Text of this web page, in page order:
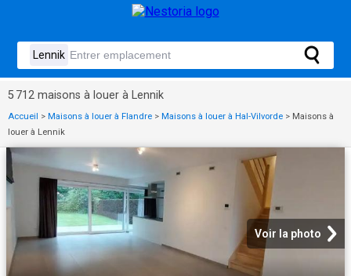
5 712 maisons à louer à Lennik
Accueil > Maisons à louer à Flandre > Maisons à louer à Hal-Vilvorde > Maisons à
louer à Lennik
Voir la photo